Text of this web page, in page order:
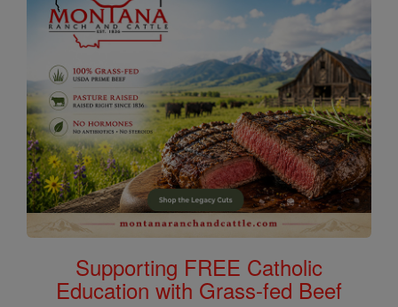
Supporting FREE Catholic
Education with Grass-fed Beef